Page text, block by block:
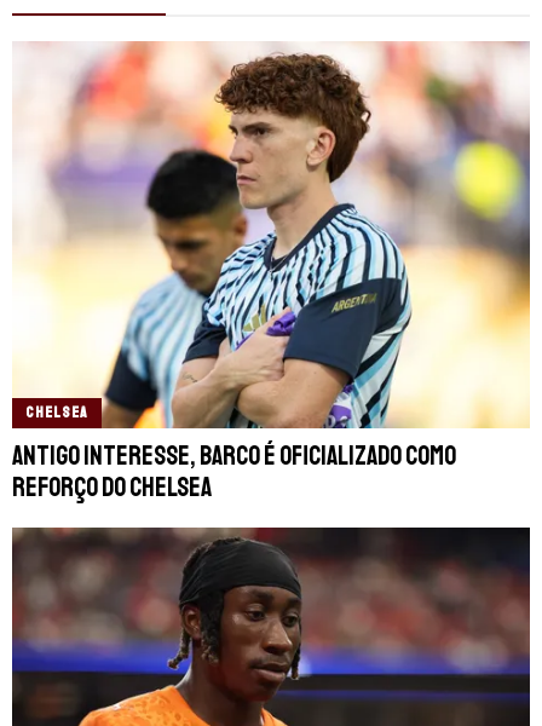
CHELSEA
Antigo interesse, Barco é oficializado como
reforço do Chelsea